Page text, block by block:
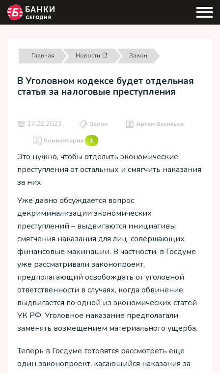
Главная Новости 📑 Закон
В Уголовном кодексе будет отдельная
статья за налоговые преступления
17.02.2023 Закон Артём Васильев
Комментарии 1
Это нужно, чтобы отделить экономические
преступления от остальных и смягчить наказания
за них.
Уже давно обсуждается вопрос
декриминализации экономических
преступлений – выдвигаются инициативы
смягчения наказания для лиц, совершающих
финансовые махинации. В частности, в Госдуме
уже рассматривали законопроект,
предполагающий освобождать от уголовной
ответственности в случаях, когда обвинение
выдвигается по одной из экономических статей
УК РФ. Уголовное наказание предполагали
заменять возмещением материального ущерба.
Теперь в Госдуме готовятся рассмотреть еще
один законопроект, касающийся наказания за